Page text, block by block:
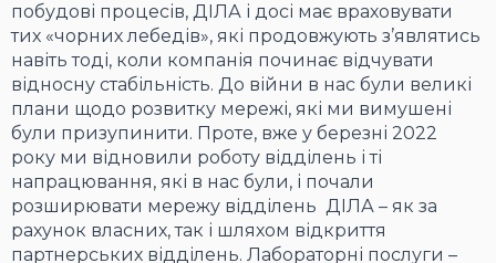
побудові процесів, ДІЛА і досі має враховувати
тих «чорних лебедів», які продовжують з’являтись
навіть тоді, коли компанія починає відчувати
відносну стабільність. До війни в нас були великі
плани щодо розвитку мережі, які ми вимушені
були призупинити. Проте, вже у березні 2022
року ми відновили роботу відділень і ті
напрацювання, які в нас були, і почали
розширювати мережу відділень ДІЛА – як за
рахунок власних, так і шляхом відкриття
партнерських відділень. Лабораторні послуги –